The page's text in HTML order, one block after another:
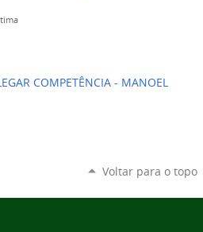
COMPETÊNCIA - MANOEL
Voltar para o topo